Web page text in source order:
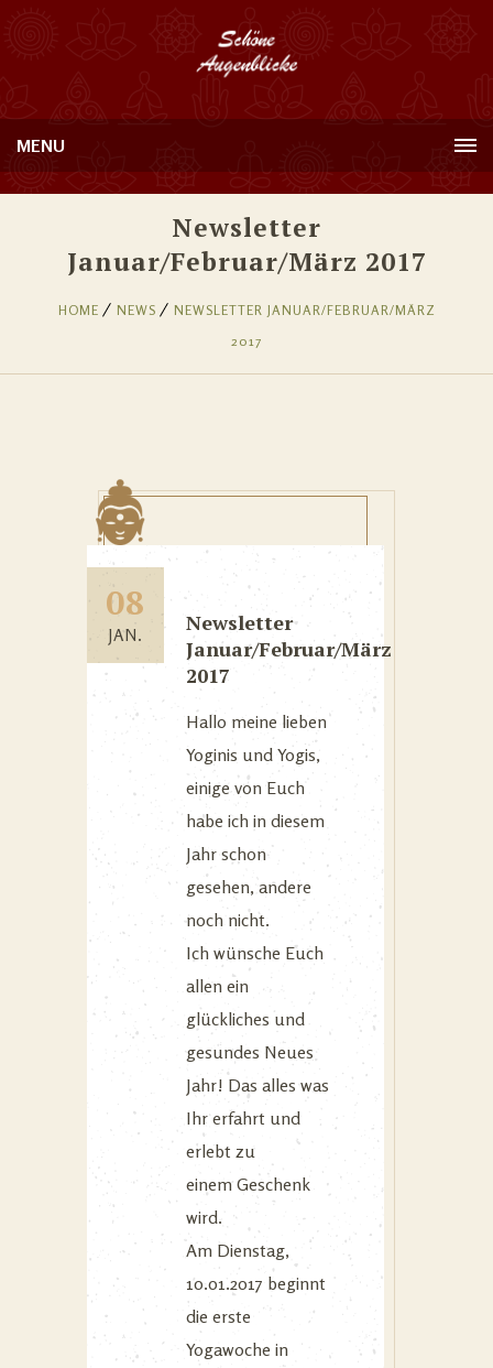
MENU
Newsletter
Januar/Februar/März 2017
HOME NEWS
NEWSLETTER JANUAR/FEBRUAR/MÄRZ
2017
08
JAN.
Newsletter
Januar/Februar/März
2017
Hallo meine lieben
Yoginis und Yogis,
einige von Euch
habe ich in diesem
Jahr schon
gesehen, andere
noch nicht.
Ich wünsche Euch
allen ein
glückliches und
gesundes Neues
Jahr! Das alles was
Ihr erfahrt und
erlebt zu
einem Geschenk
wird.
Am Dienstag,
10.01.2017 beginnt
die erste
Yogawoche in